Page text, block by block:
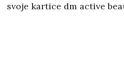
svoje kartice dm active